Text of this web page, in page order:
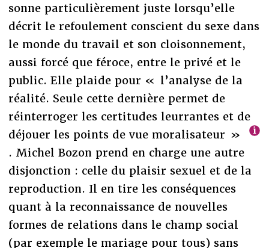
sonne particulièrement juste lorsqu’elle
décrit le refoulement conscient du sexe dans
le monde du travail et son cloisonnement,
aussi forcé que féroce, entre le privé et le
public. Elle plaide pour « l’analyse de la
réalité. Seule cette dernière permet de
réinterroger les certitudes leurrantes et de
déjouer les points de vue moralisateur »
. Michel Bozon prend en charge une autre
disjonction : celle du plaisir sexuel et de la
reproduction. Il en tire les conséquences
quant à la reconnaissance de nouvelles
formes de relations dans le champ social
(par exemple le mariage pour tous) sans